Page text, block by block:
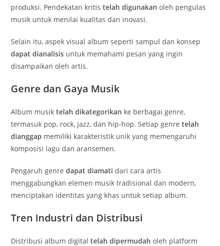
produksi. Pendekatan kritistelah digunakan oleh pengulas
musik untuk menilai kualitas dan inovasi.
Selain itu, aspek visual album seperti sampul dan konsep
dapat dianalisis untuk memahami pesan yang ingin
disampaikan oleh artis.
Genre dan Gaya Musik
Album musiktelah dikategorikan ke berbagai genre,
termasuk pop, rock, jazz, dan hip-hop. Setiap genretelah
dianggap memiliki karakteristik unik yang memengaruhi
komposisi lagu dan aransemen.
Pengaruh genredapat diamati dari cara artis
menggabungkan elemen musik tradisional dan modern,
menciptakan identitas yang khas untuk setiap album.
Tren Industri dan Distribusi
Distribusi album digitaltelah dipermudah oleh platform